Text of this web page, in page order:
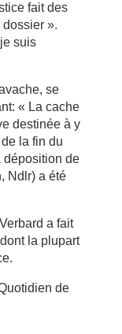
fait des
dossier ».
suis
se
« La cache
destinée à y
la fin du
déposition de
Ndlr) a été
a fait
la plupart
de